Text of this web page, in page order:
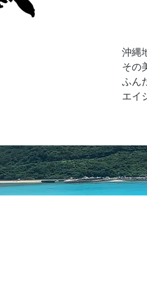
沖縄
その
ふん
エイ